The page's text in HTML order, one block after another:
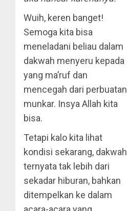
Wuih, keren banget!
Semoga kita bisa
meneladani beliau dalam
dakwah menyeru kepada
yang ma’ruf dan
mencegah dari perbuatan
munkar. Insya Allah kita
bisa.
Tetapi kalo kita lihat
kondisi sekarang, dakwah
ternyata tak lebih dari
sekadar hiburan, bahkan
ditempelkan ke dalam